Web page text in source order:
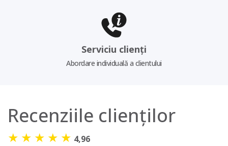
Serviciu clienți
Abordare individuală a clientului
Recenziile clienților
★ ★ ★ ★ ★ 4,96